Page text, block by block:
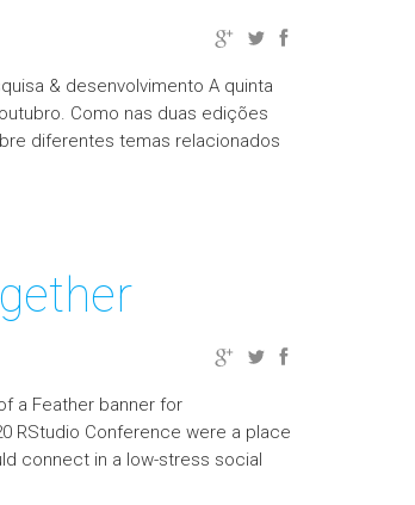
& desenvolvimento A quinta
Como nas duas edições
diferentes temas relacionados
a Feather banner for
RStudio Conference were a place
connect in a low-stress social